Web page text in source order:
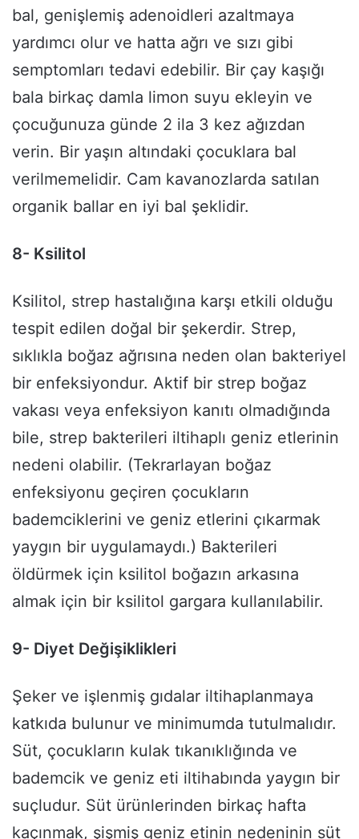
bal, genişlemiş adenoidleri azaltmaya
yardımcı olur ve hatta ağrı ve sızı gibi
semptomları tedavi edebilir. Bir çay kaşığı
bala birkaç damla limon suyu ekleyin ve
çocuğunuza günde 2 ila 3 kez ağızdan
verin. Bir yaşın altındaki çocuklara bal
verilmemelidir. Cam kavanozlarda satılan
organik ballar en iyi bal şeklidir.
8- Ksilitol
Ksilitol, strep hastalığına karşı etkili olduğu
tespit edilen doğal bir şekerdir. Strep,
sıklıkla boğaz ağrısına neden olan bakteriyel
bir enfeksiyondur. Aktif bir strep boğaz
vakası veya enfeksiyon kanıtı olmadığında
bile, strep bakterileri iltihaplı geniz etlerinin
nedeni olabilir. (Tekrarlayan boğaz
enfeksiyonu geçiren çocukların
bademciklerini ve geniz etlerini çıkarmak
yaygın bir uygulamaydı.) Bakterileri
öldürmek için ksilitol boğazın arkasına
almak için bir ksilitol gargara kullanılabilir.
9- Diyet Değişiklikleri
Şeker ve işlenmiş gıdalar iltihaplanmaya
katkıda bulunur ve minimumda tutulmalıdır.
Süt, çocukların kulak tıkanıklığında ve
bademcik ve geniz eti iltihabında yaygın bir
suçludur. Süt ürünlerinden birkaç hafta
kaçınmak, şişmiş geniz etinin nedeninin süt